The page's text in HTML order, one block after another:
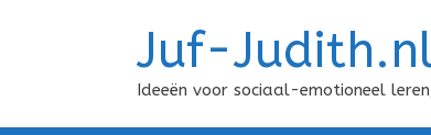
Juf-
Ideeën voor sociaal-emotioneel